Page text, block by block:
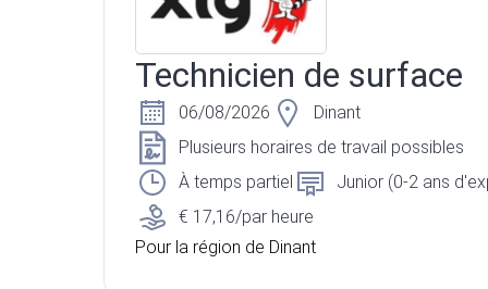
Technicien de surface
06/08/2026
Dinant
Plusieurs horaires de travail possibles
À temps partiel
Junior (0-2 ans
€ 17,16/par heure
Pour la région de Dinant